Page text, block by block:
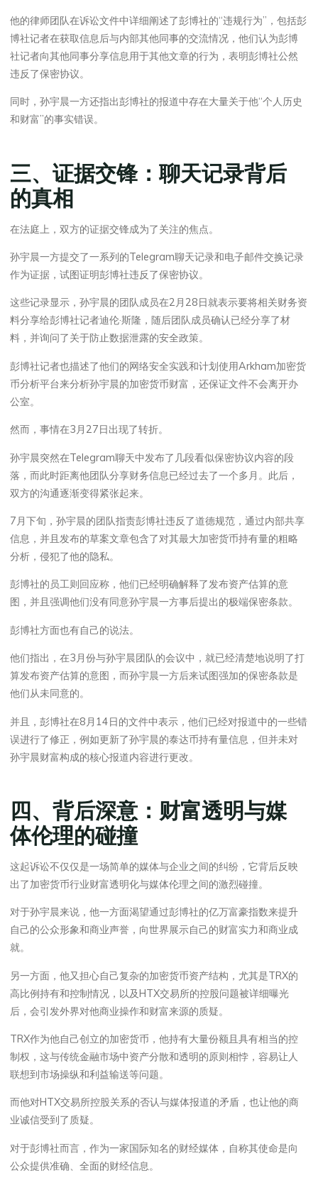
他的律师团队在诉讼文件中详细阐述了彭博社的“违规行为”，包括彭
博社记者在获取信息后与内部其他同事的交流情况，他们认为彭博
社记者向其他同事分享信息用于其他文章的行为，表明彭博社公然
违反了保密协议。
同时，孙宇晨一方还指出彭博社的报道中存在大量关于他“个人历史
和财富”的事实错误。
三、证据交锋：聊天记录背后
的真相
在法庭上，双方的证据交锋成为了关注的焦点。
孙宇晨一方提交了一系列的Telegram聊天记录和电子邮件交换记录
作为证据，试图证明彭博社违反了保密协议。
这些记录显示，孙宇晨的团队成员在2月28日就表示要将相关财务资
料分享给彭博社记者迪伦·斯隆，随后团队成员确认已经分享了材
料，并询问了关于防止数据泄露的安全政策。
彭博社记者也描述了他们的网络安全实践和计划使用Arkham加密货
币分析平台来分析孙宇晨的加密货币财富，还保证文件不会离开办
公室。
然而，事情在3月27日出现了转折。
孙宇晨突然在Telegram聊天中发布了几段看似保密协议内容的段
落，而此时距离他团队分享财务信息已经过去了一个多月。此后，
双方的沟通逐渐变得紧张起来。
7月下旬，孙宇晨的团队指责彭博社违反了道德规范，通过内部共享
信息，并且发布的草案文章包含了对其最大加密货币持有量的粗略
分析，侵犯了他的隐私。
彭博社的员工则回应称，他们已经明确解释了发布资产估算的意
图，并且强调他们没有同意孙宇晨一方事后提出的极端保密条款。
彭博社方面也有自己的说法。
他们指出，在3月份与孙宇晨团队的会议中，就已经清楚地说明了打
算发布资产估算的意图，而孙宇晨一方后来试图强加的保密条款是
他们从未同意的。
并且，彭博社在8月14日的文件中表示，他们已经对报道中的一些错
误进行了修正，例如更新了孙宇晨的泰达币持有量信息，但并未对
孙宇晨财富构成的核心报道内容进行更改。
四、背后深意：财富透明与媒
体伦理的碰撞
这起诉讼不仅仅是一场简单的媒体与企业之间的纠纷，它背后反映
出了加密货币行业财富透明化与媒体伦理之间的激烈碰撞。
对于孙宇晨来说，他一方面渴望通过彭博社的亿万富豪指数来提升
自己的公众形象和商业声誉，向世界展示自己的财富实力和商业成
就。
另一方面，他又担心自己复杂的加密货币资产结构，尤其是TRX的
高比例持有和控制情况，以及HTX交易所的控股问题被详细曝光
后，会引发外界对他商业操作和财富来源的质疑。
TRX作为他自己创立的加密货币，他持有大量份额且具有相当的控
制权，这与传统金融市场中资产分散和透明的原则相悖，容易让人
联想到市场操纵和利益输送等问题。
而他对HTX交易所控股关系的否认与媒体报道的矛盾，也让他的商
业诚信受到了质疑。
对于彭博社而言，作为一家国际知名的财经媒体，自称其使命是向
公众提供准确、全面的财经信息。